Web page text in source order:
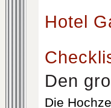
Hotel
Den
Die